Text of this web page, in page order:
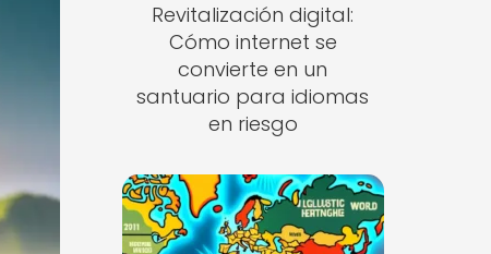
Revitalización digital:
Cómo internet se
convierte en un
santuario para idiomas
en riesgo